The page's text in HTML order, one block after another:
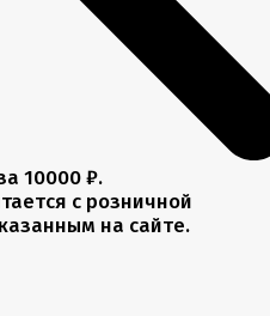
10000 ₽.
с розничной
на сайте.